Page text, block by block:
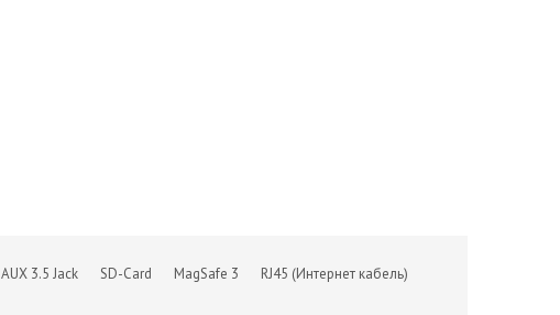
AUX 3.5 Jack SD-Card MagSafe 3
RJ45 (Интернет кабель)